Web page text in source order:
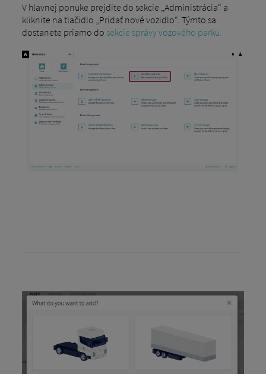
V hlavnej ponuke prejdite do sekcie „Administrácia“ a
kliknite na tlačidlo „Pridať nové vozidlo“. Týmto sa
dostanete priamo do sekcie správy vozového parku.